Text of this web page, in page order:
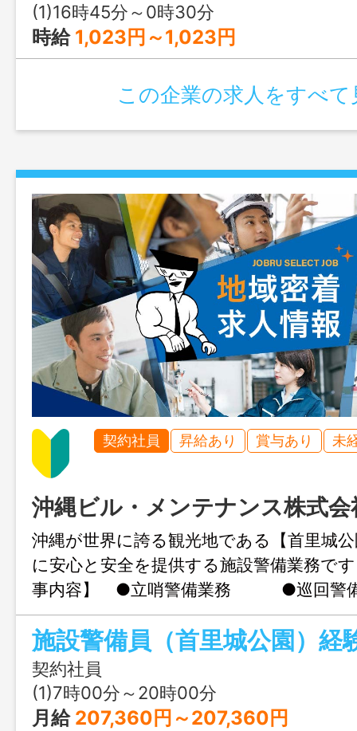
(1)16時45分～0時30分
時給 1,023円～1,023円
この企業の求人をすべて
契約社員 昇給あり 賞与あり 未
沖縄ビル・メンテナンス株式会
沖縄が世界に誇る観光地である【首里城
に安心と安全を提供する施設警備業務
事内容】 ●立哨警備業務 ●巡回警
ター監視業務 ●施設利用者案内業務 ●
務 等 変更範囲：変更なし 同 職
施設警備員（首里城公園）経
契約社員
(1)7時00分～20時00分
月給 207,360円～207,360円